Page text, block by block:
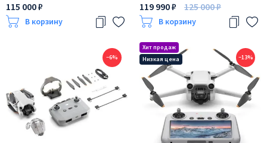
115 000 ₽
В корзину
119 990 ₽ 125 000 ₽
В корзину
−6% −13%